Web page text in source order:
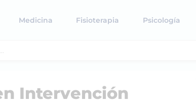
Medicina Fisioterapia Psicología
Intervención